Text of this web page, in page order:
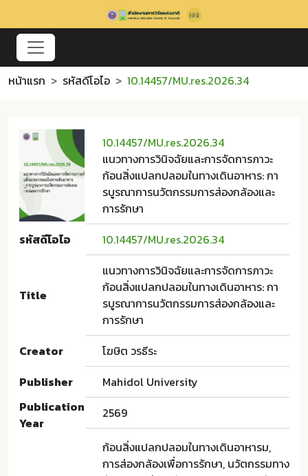
หน้าแรก รหัสดีโอไอ 10.14457/MU.res.2026.34
10.14457/MU.res.2026.34
แนวทางการวินิจฉัยและการจัดการภาวะ
ก้อนสิ่งแปลกปลอมในทางเดินอาหาร: กา
รบูรณาการนวัตกรรมการส่องกล้องและ
การรักษา
รหัสดีโอไอ
10.14457/MU.res.2026.34
Title
แนวทางการวินิจฉัยและการจัดการภาวะ
ก้อนสิ่งแปลกปลอมในทางเดินอาหาร: กา
รบูรณาการนวัตกรรมการส่องกล้องและ
การรักษา
Creator
โฆษิต วรธีระ
Publisher
Mahidol University
Publication
Year
2569
ก้อนสิ่งแปลกปลอมในทางเดินอาหารม,
การส่องกล้องเพื่อการรักษา, นวัตกรรมทาง